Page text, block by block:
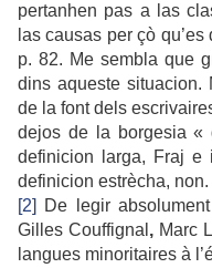
pertanhen pas a las
las causas per çò
p. 82. Me sembla que
dins aqueste situacion.
de la font dels
dejos de la borgesia
definicion larga, Fraj e
definicion estrècha, non.
[2]
De legir
Gilles Couffignal , Marc
langues minoritaires à